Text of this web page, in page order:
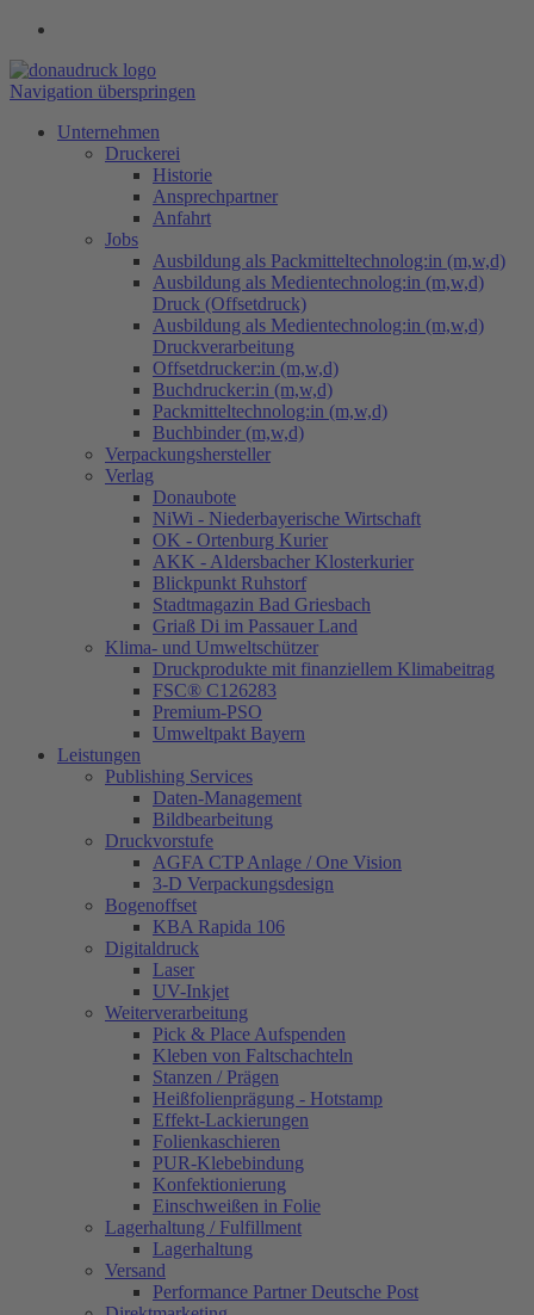
Navigation überspringen
Unternehmen
Druckerei
Historie
Ansprechpartner
Anfahrt
Jobs
Ausbildung als Packmitteltechnolog:in (m,w,d)
Ausbildung als Medientechnolog:in (m,w,d)
Druck (Offsetdruck)
Ausbildung als Medientechnolog:in (m,w,d)
Druckverarbeitung
Offsetdrucker:in (m,w,d)
Buchdrucker:in (m,w,d)
Packmitteltechnolog:in (m,w,d)
Buchbinder (m,w,d)
Verpackungs​hersteller
Verlag
Donaubote
NiWi - Niederbayerische Wirtschaft
OK - Ortenburg Kurier
AKK - Aldersbacher Klosterkurier
Blickpunkt Ruhstorf
Stadtmagazin Bad Griesbach
Griaß Di im Passauer Land
Klima- und Umweltschützer
Druckprodukte mit finanziellem Klimabeitrag
FSC® C126283
Premium-PSO
Umweltpakt Bayern
Leistungen
Publishing Services
Daten-Management
Bildbearbeitung
Druckvorstufe
AGFA CTP Anlage / One Vision
3-D Verpackungsdesign
Bogenoffset
KBA Rapida 106
Digitaldruck
Laser
UV-Inkjet
Weiterverarbeitung
Pick & Place Aufspenden
Kleben von Faltschachteln
Stanzen / Prägen
Heißfolienprägung - Hotstamp
Effekt-Lackierungen
Folienkaschieren
PUR-Klebebindung
Konfektionierung
Einschweißen in Folie
Lagerhaltung / Fulfillment
Lagerhaltung
Versand
Performance Partner Deutsche Post